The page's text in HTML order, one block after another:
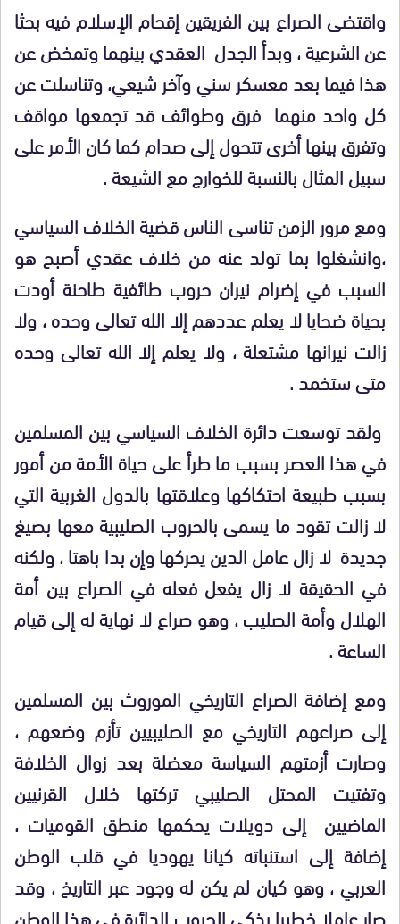
واقتضى الصراع بين الفريقين إقحام الإسلام فيه بحثا
عن الشرعية ، وبدأ الجدل العقدي بينهما وتمخض عن
هذا فيما بعد معسكر سني وآخر شيعي، وتناسلت عن
كل واحد منهما فرق وطوائف قد تجمعها مواقف
وتفرق بينها أخرى تتحول إلى صدام كما كان الأمر على
سبيل المثال بالنسبة للخوارج مع الشيعة .
ومع مرور الزمن تناسى الناس قضية الخلاف السياسي
،وانشغلوا بما تولد عنه من خلاف عقدي أصبح هو
السبب في إضرام نيران حروب طائفية طاحنة أودت
بحياة ضحايا لا يعلم عددهم إلا الله تعالى وحده ، ولا
زالت نيرانها مشتعلة ، ولا يعلم إلا الله تعالى وحده
متى ستخمد .
ولقد توسعت دائرة الخلاف السياسي بين المسلمين
في هذا العصر بسبب ما طرأ على حياة الأمة من أمور
بسبب طبيعة احتكاكها وعلاقتها بالدول الغربية التي
لا زالت تقود ما يسمى بالحروب الصليبية معها بصيغ
جديدة لا زال عامل الدين يحركها وإن بدا باهتا ، ولكنه
في الحقيقة لا زال يفعل فعله في الصراع بين أمة
الهلال وأمة الصليب ، وهو صراع لا نهاية له إلى قيام
الساعة .
ومع إضافة الصراع التاريخي الموروث بين المسلمين
إلى صراعهم التاريخي مع الصليبيين تأزم وضعهم ،
وصارت أزمتهم السياسة معضلة بعد زوال الخلافة
وتفتيت المحتل الصليبي تركتها خلال القرنيين
الماضيين إلى دويلات يحكمها منطق القوميات ،
إضافة إلى استنباته كيانا يهوديا في قلب الوطن
العربي ، وهو كيان لم يكن له وجود عبر التاريخ ، وقد
صار عاملا خطيرا يذكي الحروب الدائرة في هذا الوطن